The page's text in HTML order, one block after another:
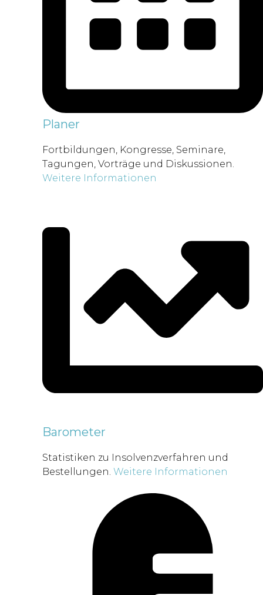
Planer
Fortbildungen, Kongresse, Seminare,
Tagungen, Vorträge und Diskussionen.
Weitere Informationen
Barometer
Statistiken zu Insolvenzverfahren und
Bestellungen. Weitere Informationen